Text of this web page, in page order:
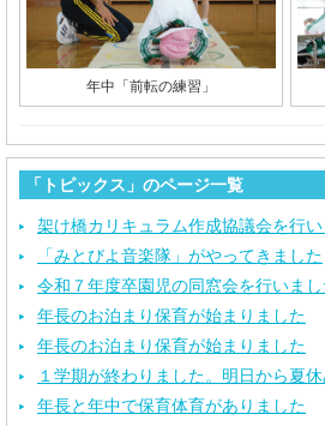
年中「前転の練習」
「トピックス」のページ一覧
架け橋カリキュラム作成協議会を行
「みとびよ音楽隊」がやってきました
令和７年度卒園児の同窓会を行いま
年長のお泊まり保育が始まりました
年長のお泊まり保育が始まりました
１学期が終わりました。明日から夏
年長と年中で保育体育がありました